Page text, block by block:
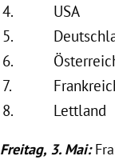
4.
USA
5.
6.
7.
8.
Lettland
Freitag, 3. Mai: